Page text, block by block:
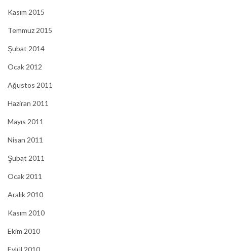
Kasım 2015
Temmuz 2015
Şubat 2014
Ocak 2012
Ağustos 2011
Haziran 2011
Mayıs 2011
Nisan 2011
Şubat 2011
Ocak 2011
Aralık 2010
Kasım 2010
Ekim 2010
Eylül 2010